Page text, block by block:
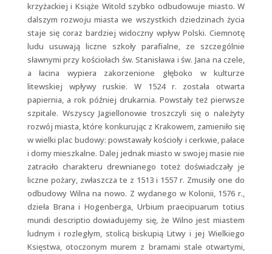
krzyżackiej i Książe Witold szybko odbudowuje miasto. W
dalszym rozwoju miasta we wszystkich dziedzinach życia
staje się coraz bardziej widoczny wpływ Polski. Ciemnotę
ludu usuwają liczne szkoły parafialne, ze szczególnie
sławnymi przy kościołach św. Stanisława i św. Jana na czele,
a łacina wypiera zakorzenione głęboko w kulturze
litewskiej wpływy ruskie. W 1524 r. została otwarta
papiernia, a rok później drukarnia. Powstały też pierwsze
szpitale. Wszyscy Jagiellonowie troszczyli się o należyty
rozwój miasta, które konkurując z Krakowem, zamieniło się
w wielki plac budowy: powstawały kościoły i cerkwie, pałace
i domy mieszkalne. Dalej jednak miasto w swojej masie nie
zatraciło charakteru drewnianego toteż doświadczały je
liczne pożary, zwłaszcza te z 1513 i 1557 r. Zmusiły one do
odbudowy Wilna na nowo. Z wydanego w Kolonii, 1576 r.,
dzieła Brana i Hogenberga, Urbium praecipuarum totius
mundi descriptio dowiadujemy się, że Wilno jest miastem
ludnym i rozległym, stolicą biskupią Litwy i jej Wielkiego
Księstwa, otoczonym murem z bramami stale otwartymi,